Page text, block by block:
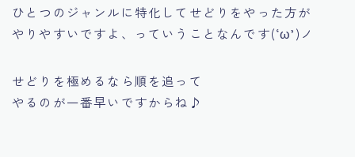
ひとつのジャンルに特化してせどりをやった方が
やりやすいですよ、っていうことなんです(‘ω’)ノ
せどりを極めるなら順を追って
やるのが一番早いですからね♪